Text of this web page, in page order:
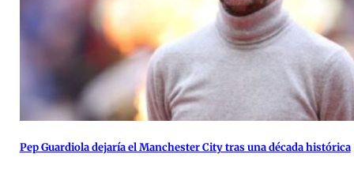
Pep Guardiola dejaría el Manchester City tras una década histórica